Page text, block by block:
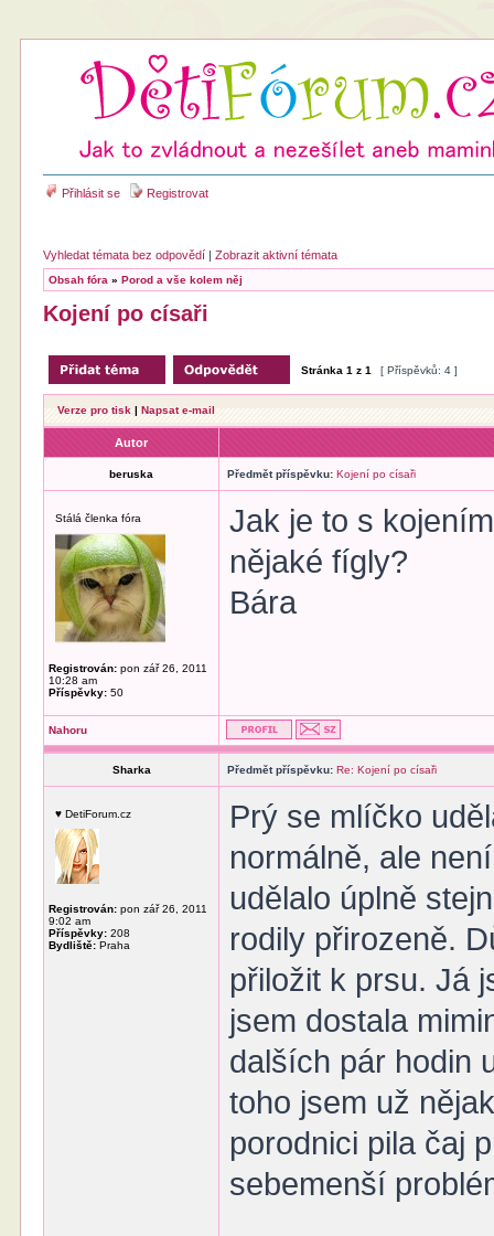
Přihlásit se Registrovat
Vyhledat témata bez odpovědí |Zobrazit aktivní témata
Obsah fóra »Porod a vše kolem něj
Kojení po císaři
Stránka1 z1 [ Příspěvků: 4 ]
Verze pro tisk |Napsat e-mail
Autor
beruska Předmět příspěvku: Kojení po císaři
Stálá členka fóra
Registrován: pon zář 26, 2011
10:28 am
Příspěvky: 50
Jak je to s
nějaké fígly?
Bára
Nahoru
Sharka Předmět příspěvku: Re: Kojení po císaři
♥ DetiForum.cz
Registrován: pon zář 26, 2011
9:02 am
Příspěvky: 208
Bydliště: Praha
Prý se mlíčko
normálně, ale
udělalo úplně
rodily přirozeně.
přiložit k prsu. Já
jsem dostala
dalších pár hodin
toho jsem už
porodnici pila čaj
sebemenší